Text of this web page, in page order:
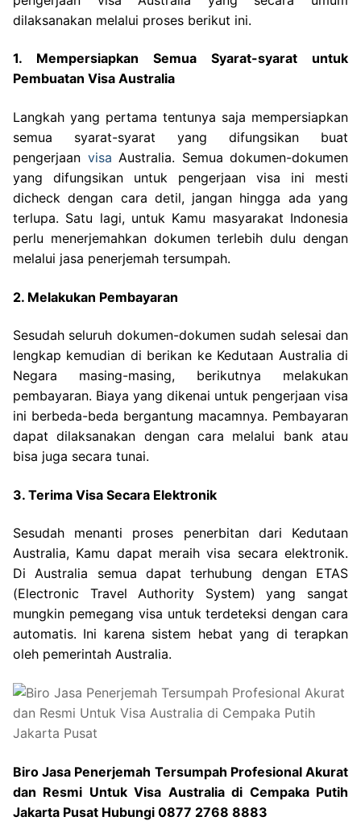
dilaksanakan melalui proses berikut ini.
1. Mempersiapkan Semua Syarat-syarat untuk
Pembuatan Visa Australia
Langkah yang pertama tentunya saja mempersiapkan
semua syarat-syarat yang difungsikan buat
pengerjaan visa Australia. Semua dokumen-dokumen
yang difungsikan untuk pengerjaan visa ini mesti
dicheck dengan cara detil, jangan hingga ada yang
terlupa. Satu lagi, untuk Kamu masyarakat Indonesia
perlu menerjemahkan dokumen terlebih dulu dengan
melalui jasa penerjemah tersumpah.
2. Melakukan Pembayaran
Sesudah seluruh dokumen-dokumen sudah selesai dan
lengkap kemudian di berikan ke Kedutaan Australia di
Negara masing-masing, berikutnya melakukan
pembayaran. Biaya yang dikenai untuk pengerjaan visa
ini berbeda-beda bergantung macamnya. Pembayaran
dapat dilaksanakan dengan cara melalui bank atau
bisa juga secara tunai.
3. Terima Visa Secara Elektronik
Sesudah menanti proses penerbitan dari Kedutaan
Australia, Kamu dapat meraih visa secara elektronik.
Di Australia semua dapat terhubung dengan ETAS
(Electronic Travel Authority System) yang sangat
mungkin pemegang visa untuk terdeteksi dengan cara
automatis. Ini karena sistem hebat yang di terapkan
oleh pemerintah Australia.
Biro Jasa Penerjemah Tersumpah Profesional Akurat
dan Resmi Untuk Visa Australia di Cempaka Putih
Jakarta Pusat Hubungi 0877 2768 8883